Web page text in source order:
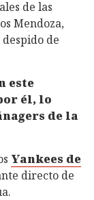
de las
Mendoza,
de
este
él, lo
de la
Yankees de
directo de